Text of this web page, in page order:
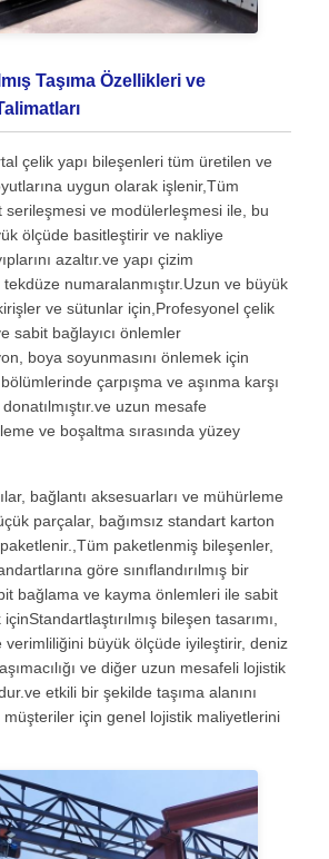
Taşıma Özellikleri ve
çelik yapı bileşenleri tüm üretilen ve
uygun olarak işlenir,Tüm
serileşmesi ve modülerleşmesi ile, bu
ölçüde basitleştirir ve nakliye
azaltır.ve yapı çizim
numaralanmıştır.Uzun ve büyük
ve sütunlar için,Profesyonel çelik
sabit bağlayıcı önlemler
boya soyunmasını önlemek için
çarpışma ve aşınma karşı
uzun mesafe
ve boşaltma sırasında yüzey
bağlantı aksesuarları ve mühürleme
parçalar, bağımsız standart karton
paketlenmiş bileşenler,
göre sınıflandırılmış bir
bağlama ve kayma önlemleri ile sabit
bileşen tasarımı,
verimliliğini büyük ölçüde iyileştirir, deniz
ve diğer uzun mesafeli lojistik
etkili bir şekilde taşıma alanını
için genel lojistik maliyetlerini